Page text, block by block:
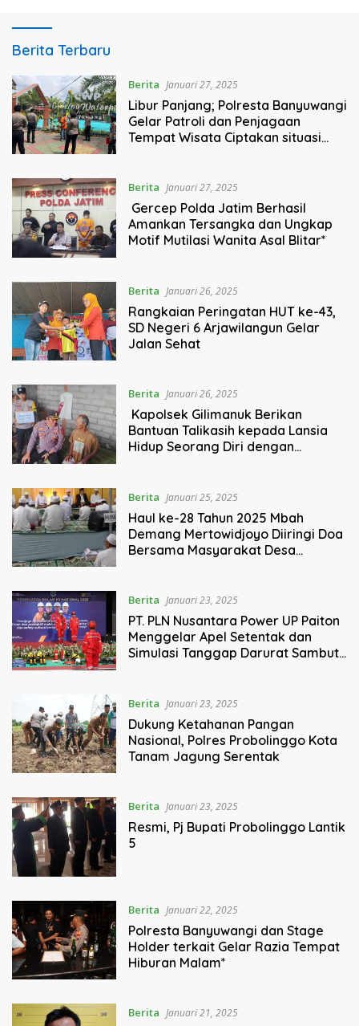
dmtvmalang.com
Berita Terbaru
Berita Januari 27, 2025
Libur Panjang; Polresta Banyuwangi
Gelar Patroli dan Penjagaan
Tempat Wisata Ciptakan situasi
Berita Januari 27, 2025
Gercep Polda Jatim Berhasil
Amankan Tersangka dan Ungkap
Motif Mutilasi Wanita Asal Blitar*
Berita Januari 26, 2025
Rangkaian Peringatan HUT ke-43,
SD Negeri 6 Arjawilangun Gelar
Jalan Sehat
Berita Januari 26, 2025
Kapolsek Gilimanuk Berikan
Bantuan Talikasih kepada Lansia
Hidup Seorang Diri dengan
Berita Januari 25, 2025
Haul ke-28 Tahun 2025 Mbah
Demang Mertowidjoyo Diiringi Doa
Bersama Masyarakat Desa
Berita Januari 23, 2025
PT. PLN Nusantara Power UP Paiton
Menggelar Apel Setentak dan
Simulasi Tanggap Darurat Sambut
Berita Januari 23, 2025
Dukung Ketahanan Pangan
Nasional, Polres Probolinggo Kota
Tanam Jagung Serentak
Berita Januari 23, 2025
Resmi, Pj Bupati Probolinggo Lantik
5
Berita Januari 22, 2025
Polresta Banyuwangi dan Stage
Holder terkait Gelar Razia Tempat
Hiburan Malam*
Berita Januari 21, 2025